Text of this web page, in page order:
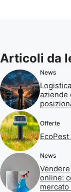
Articoli da
News
aziende
Offerte
News
online: